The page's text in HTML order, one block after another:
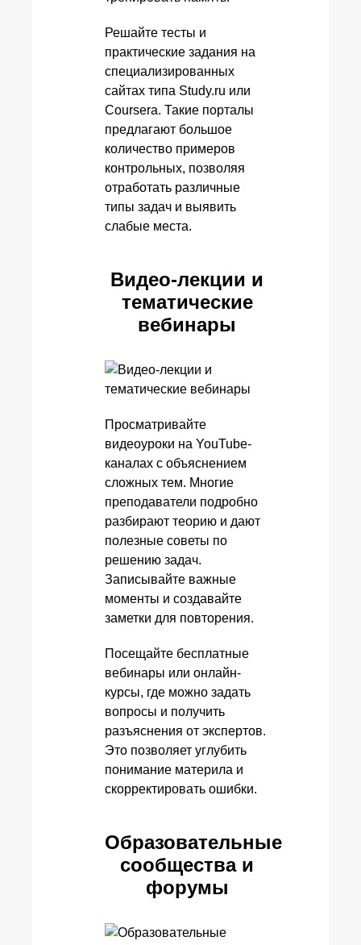
Решайте тесты и
практические задания на
специализированных
сайтах типа Study.ru или
Coursera. Такие порталы
предлагают большое
количество примеров
контрольных, позволяя
отработать различные
типы задач и выявить
слабые места.
Видео-лекции и
тематические
вебинары
Просматривайте
видеоуроки на YouTube-
каналах с объяснением
сложных тем. Многие
преподаватели подробно
разбирают теорию и дают
полезные советы по
решению задач.
Записывайте важные
моменты и создавайте
заметки для повторения.
Посещайте бесплатные
вебинары или онлайн-
курсы, где можно задать
вопросы и получить
разъяснения от экспертов.
Это позволяет углубить
понимание материла и
скорректировать ошибки.
Образовательные
сообщества и
форумы